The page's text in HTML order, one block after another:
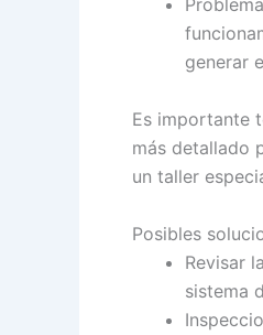
generar
Es importante
más detallado
un taller
Posibles
Revisar
sistema